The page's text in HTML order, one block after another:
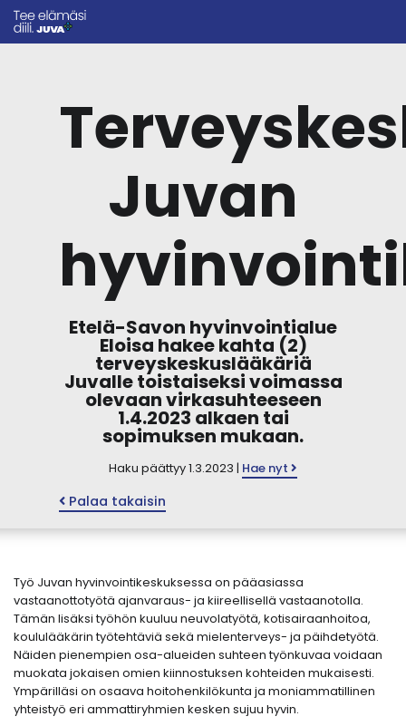
Juvan
Etelä-Savon hyvinvointialue
Eloisa hakee kahta (2)
terveyskeskuslääkäriä
Juvalle toistaiseksi voimassa
olevaan virkasuhteeseen
1.4.2023 alkaen tai
sopimuksen mukaan.
Haku päättyy 1.3.2023 | Hae nyt
Palaa takaisin
Työ Juvan hyvinvointikeskuksessa on pääasiassa
vastaanottotyötä ajanvaraus- ja kiireellisellä vastaanotolla.
Tämän lisäksi työhön kuuluu neuvolatyötä, kotisairaanhoitoa,
koululääkärin työtehtäviä sekä mielenterveys- ja päihdetyötä.
Näiden pienempien osa-alueiden suhteen työnkuvaa voidaan
muokata jokaisen omien kiinnostuksen kohteiden mukaisesti.
Ympärilläsi on osaava hoitohenkilökunta ja moniammatillinen
yhteistyö eri ammattiryhmien kesken sujuu hyvin.